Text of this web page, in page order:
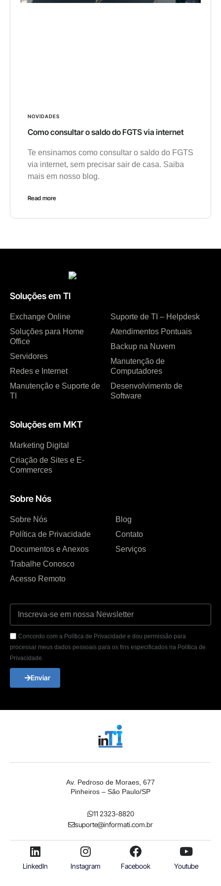
NOVIDADES
Como consultar o saldo do FGTS via internet
Te ensinamos como consultar o saldo do FGTS
via internet, sem precisar sair de casa. Saiba
mais em nosso blog.
Read more
Soluções em TI
Exchange Online
Soluções para Home
Office
Servidores
Redes e Internet
Manutenção e Suporte de
TI
Suporte de TI – Helpdesk
Atendimentos Pontuais
Backup na Nuvem
Manutenção de
Computadores
Desenvolvimento de
Software
Soluções em MKT
Marketing Digital
Criação de Sites e E-
Commerces
Sobre Nós
Sobre Nós
Política de Privacidade
Documentos e Anexos
Trabalhe Conosco
Acesso Remoto
Blog
Contato
Serviços
Concordo com a Política de Privacidade e dou permissão para
processar meus dados pessoais para os fins especificados na Política de
Privacidade.
Enviar
Av. Pedroso de Moraes, 677
Pinheiros – São Paulo/SP
11 2323-8820
suporte@informati.com.br
LinkedIn Instagram Facebook Youtube